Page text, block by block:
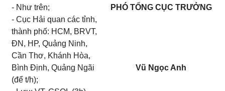
- Như trên;
- Cục Hải quan các tỉnh,
thành phố: HCM, BRVT,
ĐN, HP, Quảng Ninh,
Cần Thơ, Khánh Hòa,
Bình Định, Quảng Ngãi
(để t/h);
PHÓ TỔNG CỤC TRƯỞNG
Vũ Ngọc Anh